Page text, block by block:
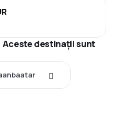
Aceste destinații sunt